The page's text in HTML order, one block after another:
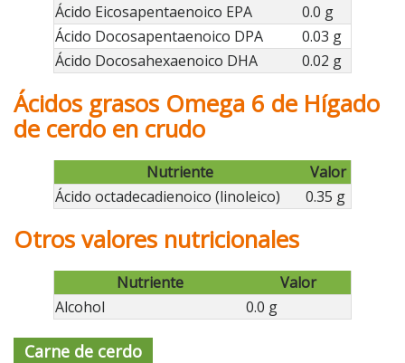
Ácido Eicosapentaenoico EPA
0.0 g
Ácido Docosapentaenoico DPA
0.03 g
Ácido Docosahexaenoico DHA
0.02 g
Ácidos grasos Omega 6 de Hígado
de cerdo en crudo
Nutriente
Valor
Ácido octadecadienoico (linoleico)
0.35 g
Otros valores nutricionales
Nutriente
Valor
Alcohol
0.0 g
Carne de cerdo